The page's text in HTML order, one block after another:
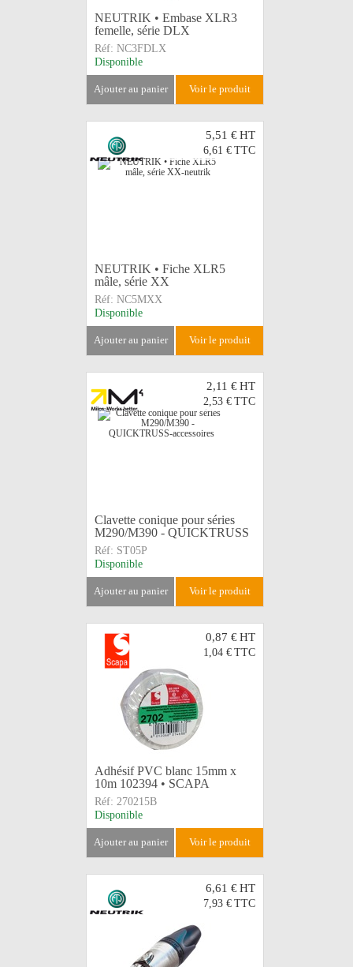
NEUTRIK • Embase XLR3
femelle, série DLX
Réf: NC3FDLX
Disponible
ajouter au panier voir le produit
5,51 €HT
6,61 € TTC
NEUTRIK • Fiche XLR5
mâle, série XX
Réf: NC5MXX
Disponible
ajouter au panier voir le produit
2,11 €HT
2,53 € TTC
Clavette conique pour séries
M290/M390 - QUICKTRUSS
Réf: ST05P
Disponible
ajouter au panier voir le produit
0,87 €HT
1,04 € TTC
Adhésif PVC blanc 15mm x
10m 102394 • SCAPA
Réf: 270215B
Disponible
ajouter au panier voir le produit
6,61 €HT
7,93 € TTC